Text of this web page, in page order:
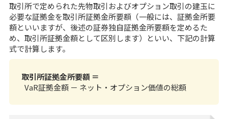
取引所で定められた先物取引およびオプション取引の建玉に
必要な証拠金を取引所証拠金所要額（一般には、証拠金所要
額といいますが、後述の証券独自証拠金所要額を定めるた
め、取引所証拠金額として区別します）といい、下記の計算
式で計算します。
取引所証拠金所要額 ＝
VaR証拠金額 － ネット・オプション価値の総額